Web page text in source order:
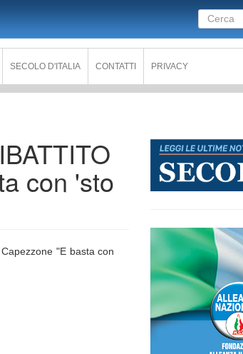
SECOLO D'ITALIA CONTATTI PRIVACY
di
con 'sto
"E basta con